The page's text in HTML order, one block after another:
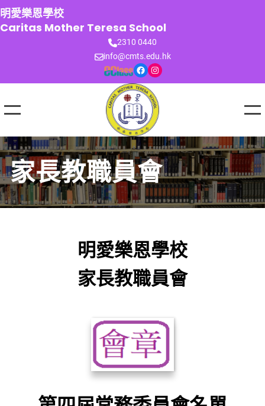
跳
至
主
明愛樂恩學校
Caritas Mother Teresa School
2310 0440
info@cmts.edu.hk
Facebook Instagram
家長教職員會
明愛樂恩學校
家長教職員會